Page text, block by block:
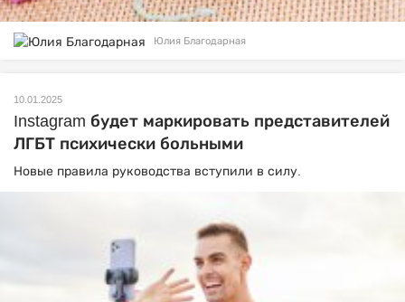
Юлия Благодарная
10.01.2025
Instagram будет маркировать представителей
ЛГБТ психически больными
Новые правила руководства вступили в силу.